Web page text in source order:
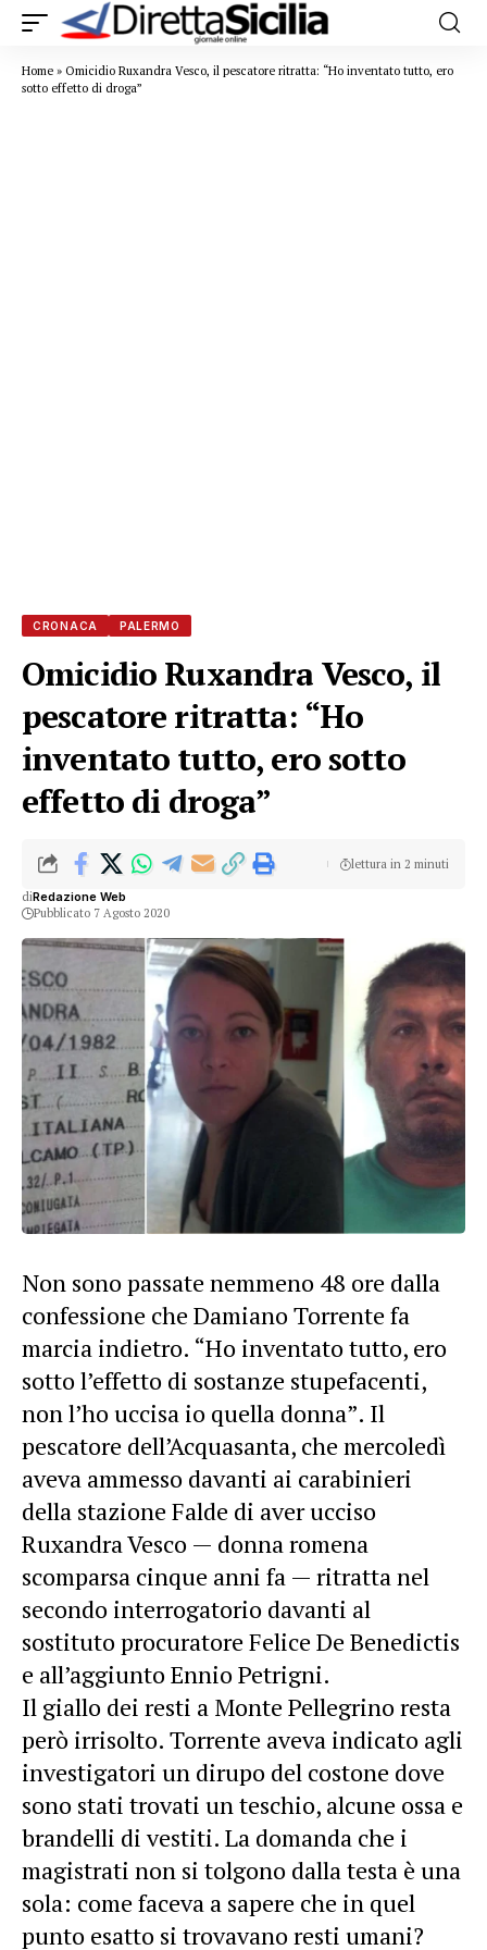
Home » Omicidio Ruxandra Vesco, il pescatore ritratta: “Ho inventato tutto, ero
sotto effetto di droga”
CRONACA PALERMO
Omicidio Ruxandra Vesco, il
pescatore ritratta: “Ho
inventato tutto, ero sotto
effetto di droga”
diRedazione Web
Pubblicato 7 Agosto 2020
lettura in 2 minuti
Non sono passate nemmeno 48 ore dalla
confessione che Damiano Torrente fa
marcia indietro. “Ho inventato tutto, ero
sotto l’effetto di sostanze stupefacenti,
non l’ho uccisa io quella donna”. Il
pescatore dell’Acquasanta, che mercoledì
aveva ammesso davanti ai carabinieri
della stazione Falde di aver ucciso
Ruxandra Vesco — donna romena
scomparsa cinque anni fa — ritratta nel
secondo interrogatorio davanti al
sostituto procuratore Felice De Benedictis
e all’aggiunto Ennio Petrigni.
Il giallo dei resti a Monte Pellegrino resta
però irrisolto. Torrente aveva indicato agli
investigatori un dirupo del costone dove
sono stati trovati un teschio, alcune ossa e
brandelli di vestiti. La domanda che i
magistrati non si tolgono dalla testa è una
sola: come faceva a sapere che in quel
punto esatto si trovavano resti umani?